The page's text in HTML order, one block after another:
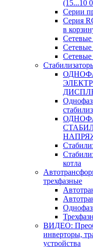
(15...10
Серии
Серия
в
Сетевые
Сетевые
Сетевые
котла
трехфазные
ВИДЕО:
инверторы,
устройства